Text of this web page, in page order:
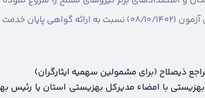
آموزش نظامی خود را طی نموده اند، می بایست حداکثر تا ۱۲ ماه پس از تاریخ برگزاری آزمون (۰۸/۱۰/۱۴۰۲) نسبت به
ذیصلاح (برای مشمولین سهمیه ایثارگران)
با امضاء مدیرکل بهزیستی استان یا رئیس